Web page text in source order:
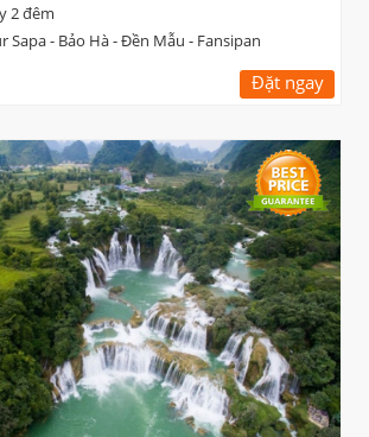
2 đêm
Sapa - Bảo Hà - Đền Mẫu - Fansipan
Đặt ngay